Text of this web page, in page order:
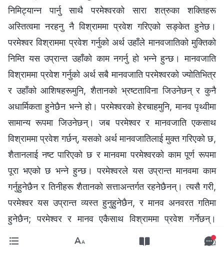
निमिट्यान्न पार्नु साथै परमेश्‍वरको सारा शत्रुका शक्तिहरू
अस्तित्वमा नरहनु नै विश्राममा प्रवेश गरिएको सङ्केत हुनेछ।
परमेश्‍वर विश्राममा प्रवेश गर्नुको अर्थ उहाँले मानवजातिको मुक्तिको
निम्ति यस उप्रान्त उहाँको काम नगर्नु हो भन्‍ने हुन्छ। मानवजाति
विश्राममा प्रवेश गर्नुको अर्थ सबै मानवजाति परमेश्‍वरको ज्योतिभित्र
र उहाँको आशिषहरूमुनि, शैतानको भ्रष्टताविना जिउनेछन् र कुनै
अधार्मिकता हुनेछैन भन्‍ने हो। परमेश्‍वरको हेरचाहमुनि, मानव पृथ्वीमा
सामान्य रूपमा जिउनेछन्। जब परमेश्‍वर र मानवजाति एकसाथ
विश्राममा प्रवेश गर्छन्, यसको अर्थ मानवजातिलाई मुक्त गरिएको छ,
शैतानलाई नष्ट पारिएको छ र मानवमा परमेश्‍वरको काम पूर्ण रूपमा
पूरा भएको छ भन्‍ने हुन्छ। परमेश्‍वरले यस उप्रान्त मानवमा काम
गर्नुहुनेछैन र तिनीहरू शैतानको सत्ताअन्तर्गत रहनेछैनन्। त्यसै गरी,
परमेश्‍वर यस उप्रान्त व्यस्त हुनुहुनेछैन, र मानव अनवरत गतिमा
हुनेछैन; परमेश्‍वर र मानव एकैसाथ विश्राममा प्रवेश गर्नेछन्।
परमेश्‍वर उहाँको मौलिक स्थानमा फर्कनुहुनेछ, र हरेक व्यक्ति